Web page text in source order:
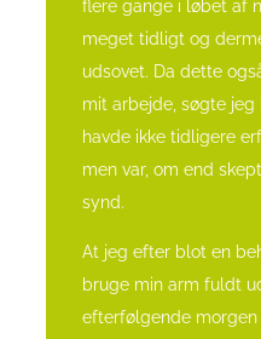
flere gange i løbet af
meget tidligt og
udsovet. Da dette
mit arbejde, søgte
havde ikke tidligere
men var, om end
synd.
At jeg efter blot en
bruge min arm fuldt
efterfølgende